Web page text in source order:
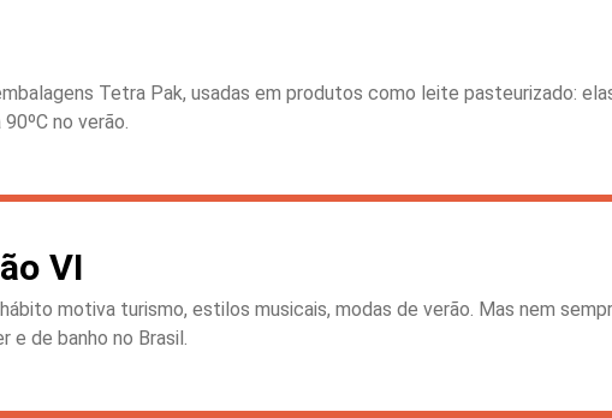
Tetra Pak, usadas em produtos como leite pasteurizado:
no verão.
VI
motiva turismo, estilos musicais, modas de verão. Mas nem
e de banho no Brasil.